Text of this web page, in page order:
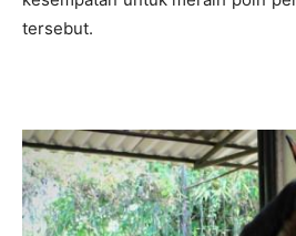
tersebut.